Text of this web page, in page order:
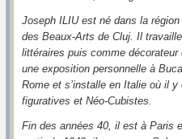
Joseph ILIU est né dans la
des Beaux-Arts de Cluj. Il
littéraires puis comme
une exposition personnelle à
Rome et s’installe en Italie où il
figuratives et Néo-Cubistes.
Fin des années 40, il est à Paris